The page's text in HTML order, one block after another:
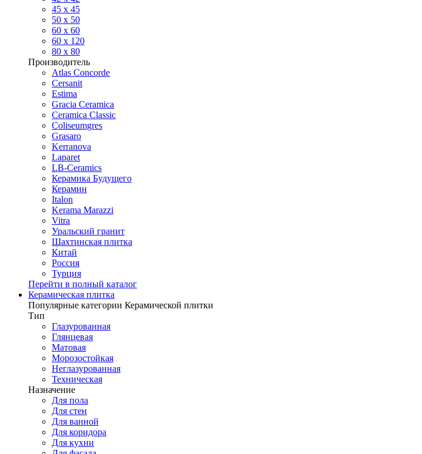
45 x 45
50 x 50
60 х 60
60 x 120
80 x 80
Производитель
Atlas Concorde
Cersanit
Estima
Gracia Ceramica
Ceramica Classic
Coliseumgres
Grasaro
Kerranova
Laparet
LB-Ceramics
Керамика Будущего
Керамин
Italon
Kerama Marazzi
Vitra
Уральский гранит
Шахтинская плитка
Китай
Россия
Турция
Перейти в полный каталог
Керамическая плитка
Популярные категории Керамической плитки
Тип
Глазурованная
Глянцевая
Матовая
Морозостойкая
Неглазурованная
Техническая
Назначение
Для пола
Для стен
Для ванной
Для коридора
Для кухни